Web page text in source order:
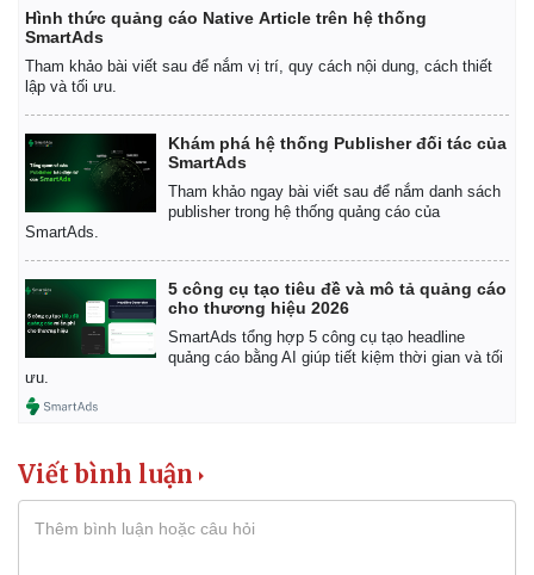
Kinh tế
Bất động sản
Khởi nghiệp
Thị trường
Giá vàng
Tiêu dùng
Tỷ giá
Hình thức quảng cáo Native Article trên hệ thống
SmartAds
Tham khảo bài viết sau để nắm vị trí, quy cách nội dung, cách thiết
lập và tối ưu.
Khám phá hệ thống Publisher đối tác của
SmartAds
Tham khảo ngay bài viết sau để nắm danh sách
publisher trong hệ thống quảng cáo của
SmartAds.
5 công cụ tạo tiêu đề và mô tả quảng cáo
cho thương hiệu 2026
SmartAds tổng hợp 5 công cụ tạo headline
quảng cáo bằng AI giúp tiết kiệm thời gian và tối
ưu.
Viết bình luận